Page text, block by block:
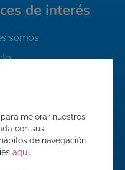
de interés
somos
de seguridad
de compra
mejorar nuestros
con sus
de navegación.
aquí.